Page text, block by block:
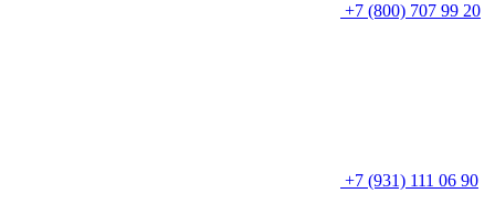
+7 (800) 707 99 20
+7 (931) 111 06 90